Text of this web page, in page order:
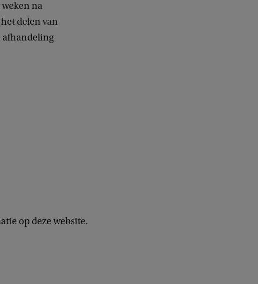
weken na
delen van
afhandeling
op deze website.